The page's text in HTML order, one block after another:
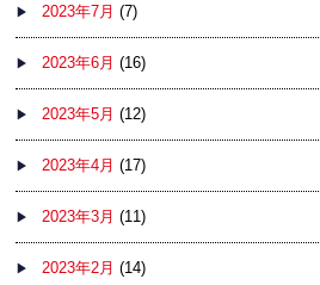
2023年7月 (7)
2023年6月 (16)
2023年5月 (12)
2023年4月 (17)
2023年3月 (11)
2023年2月 (14)